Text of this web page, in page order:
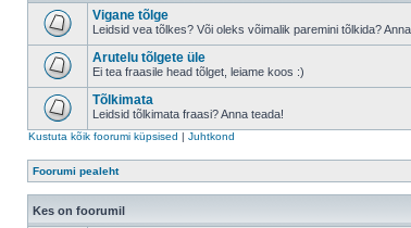
Vigane tõlge
Leidsid vea tõlkes? Või oleks võimalik paremini tõlkida?
Arutelu tõlgete üle
Ei tea fraasile head tõlget, leiame koos :)
Tõlkimata
Leidsid tõlkimata fraasi? Anna teada!
Kustuta kõik foorumi küpsised | Juhtkond
Foorumi pealeht
Kes on foorumil